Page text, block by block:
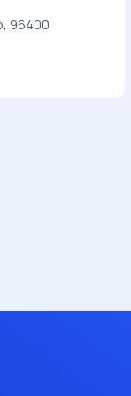
96400